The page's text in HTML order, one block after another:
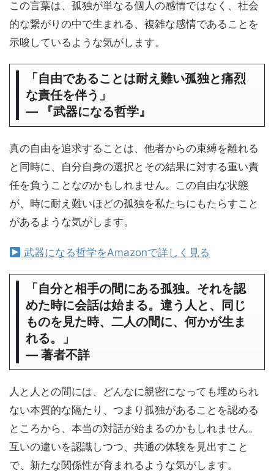
この言葉は、孤独が単なる個人の感情ではなく、社会
的な繋がりの中で生まれる、複雑な感情であることを
示唆しているような気がします。
「自由であることは耐え難い孤独と痛烈
な責任を伴う」
― 『武器になる哲学』
真の自由を追求することは、他者からの束縛を離れる
と同時に、自分自身の選択とその結果に対する重い責
任を負うことなのかもしれません。この自由な状態
が、時に耐え難いほどの孤独を私たちにもたらすこと
があるような気がします。
武器になる哲学をAmazonで詳しく見る
「自分と相手の間にある孤独。それを認
めた時に会話は始まる。違う人と、同じ
ものを見た時、二人の間に、何かが生ま
れる。」
― 著者不詳
人と人との間には、どんなに親密になっても埋められ
ない本質的な隔たり、つまり孤独があることを認める
ところから、本当の対話が始まるのかもしれません。
互いの違いを認識しつつ、共通の体験を見出すこと
で、新たな関係性が育まれるような気がします。